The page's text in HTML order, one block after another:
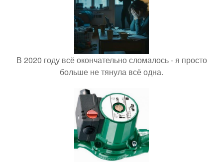
В 2020 году всё окончательно сломалось - я просто
больше не тянула всё одна.